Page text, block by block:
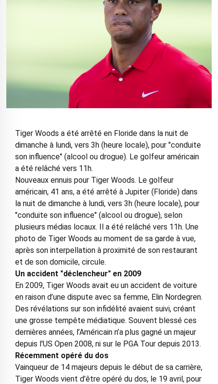
Tiger Woods a été arrêté en Floride dans la nuit de
dimanche à lundi, vers 3h (heure locale), pour "conduite
son influence" (alcool ou drogue). Le golfeur américain
a été relâché vers 11h.
Nouveaux ennuis pour Tiger Woods. Le golfeur
américain, 41 ans, a été arrêté à Jupiter (Floride) dans
la nuit de dimanche à lundi, vers 3h (heure locale), pour
"conduite son influence" (alcool ou drogue), selon
plusieurs médias locaux. Il a été relâché vers 11h. Une
photo de Tiger Woods au moment de sa garde à vue,
après son interpellation à proximité de son restaurant
et de son domicile, circule.
Un accident "déclencheur" en 2009
En 2009, Tiger Woods avait eu un accident de voiture
en raison d’une dispute avec sa femme, Elin Nordegren.
Des révélations sur son infidélité avaient suivi, créant
une grosse tempête médiatique. Souvent blessé ces
dernières années, l’Américain n’a plus gagné un majeur
depuis l'US Open 2008, ni sur le PGA Tour depuis 2013.
Récemment opéré du dos
Vainqueur de 14 majeurs depuis le début de sa carrière,
Tiger Woods vient d’être opéré du dos, le 19 avril, pour